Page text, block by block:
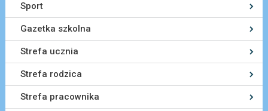
Sport
Gazetka szkolna
Strefa ucznia
Strefa rodzica
Strefa pracownika